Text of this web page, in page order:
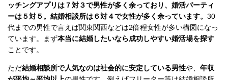
ッチングアプリは７対３で男性が多く余っており、婚活パーティ
ーは５対５。結婚相談所は６対４で女性が多く余っています。 30
代までの男性で言えば関東関西などは2倍程女性が多い構図になっ
ています。まず本当に結婚したいなら成功しやすい婚活場を探す
ことです。
ただ結婚相談所で人気なのは社会的に安定している男性や、 年収